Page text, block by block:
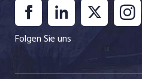
Folgen Sie uns